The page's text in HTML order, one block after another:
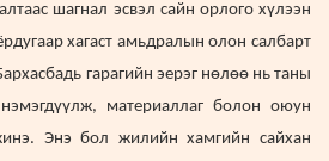
шагнал эсвэл сайн орлого хүлээн
хагаст амьдралын олон салбарт
гарагийн эерэг нөлөө нь таны
материаллаг болон оюун
Энэ бол жилийн хамгийн сайхан